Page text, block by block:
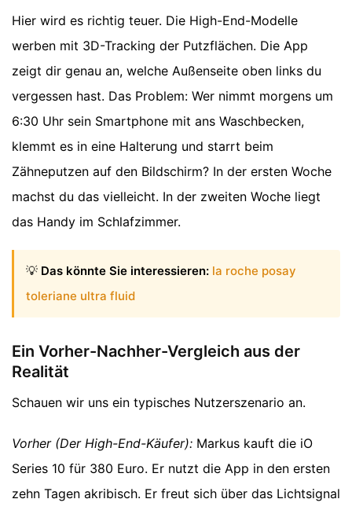
Hier wird es richtig teuer. Die High-End-Modelle
werben mit 3D-Tracking der Putzflächen. Die App
zeigt dir genau an, welche Außenseite oben links du
vergessen hast. Das Problem: Wer nimmt morgens um
6:30 Uhr sein Smartphone mit ans Waschbecken,
klemmt es in eine Halterung und starrt beim
Zähneputzen auf den Bildschirm? In der ersten Woche
machst du das vielleicht. In der zweiten Woche liegt
das Handy im Schlafzimmer.
💡 Das könnte Sie interessieren: la roche posay
toleriane ultra fluid
Ein Vorher-Nachher-Vergleich aus der
Realität
Schauen wir uns ein typisches Nutzerszenario an.
Vorher (Der High-End-Käufer): Markus kauft die iO
Series 10 für 380 Euro. Er nutzt die App in den ersten
zehn Tagen akribisch. Er freut sich über das Lichtsignal